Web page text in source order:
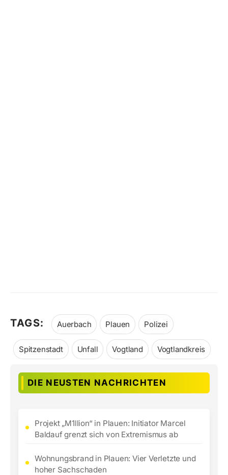
TAGS: Auerbach Plauen Polizei
Spitzenstadt Unfall Vogtland Vogtlandkreis
DIE NEUSTEN NACHRICHTEN
Projekt „M1llion“ in Plauen: Initiator Marcel
Baldauf grenzt sich von Extremismus ab
Wohnungsbrand in Plauen: Vier Verletzte und
hoher Sachschaden